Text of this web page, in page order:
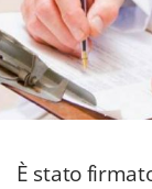
È stato